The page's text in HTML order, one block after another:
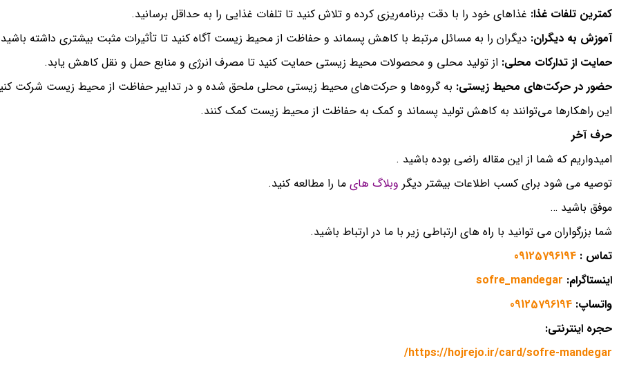
کمترین تلفات غذا: غذاهای خود را با دقت برنامه‌ریزی کرده و تلاش کنید تا تلفات غذایی را به حداقل برسانید.
آموزش به دیگران: دیگران را به مسائل مرتبط با کاهش پسماند و حفاظت از محیط زیست آگاه کنید تا تأثیرات مثبت بیشتری داشته
حمایت از تدارکات محلی: از تولید محلی و محصولات محیط زیستی حمایت کنید تا مصرف انرژی و منابع حمل و نقل کاهش یابد.
حضور در حرکت‌های محیط زیستی: به گروه‌ها و حرکت‌های محیط زیستی محلی ملحق شده و در تدابیر حفاظت از محیط زیست شرکت
این راهکارها می‌توانند به کاهش تولید پسماند و کمک به حفاظت از محیط زیست کمک کنند.
حرف آخر
امیدواریم که شما از این مقاله راضی بوده باشید .
توصیه می شود برای کسب اطلاعات بیشتر دیگر وبلاگ های ما را مطالعه کنید.
موفق باشید …
شما بزرگواران می توانید با راه های ارتباطی زیر با ما در ارتباط باشید.
تماس : 09125796194
اینستاگرام: sofre_mandegar
واتساپ: 09125796194
حجره اینترنتی:
https://hojrejo.ir/card/sofre-mandegar/